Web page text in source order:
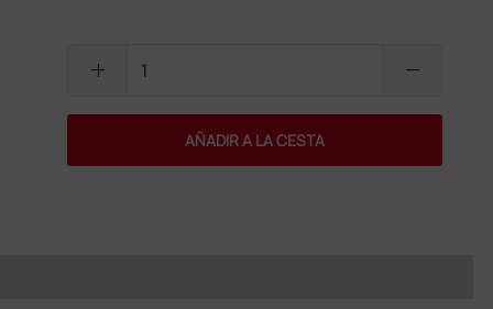
add remove
AÑADIR A LA CESTA